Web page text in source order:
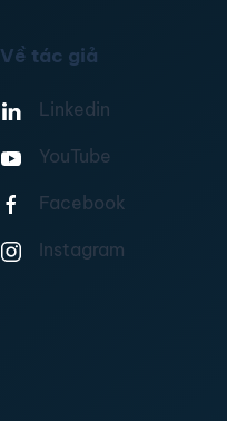
Về tác giả
Linkedin
YouTube
Facebook
Instagram